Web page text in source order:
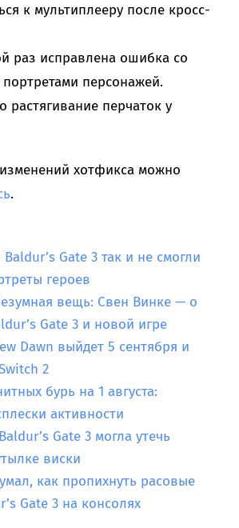
к мультиплееру после кросс-
раз исправлена ошибка со
персонажей.
растягивание перчаток у
хотфикса можно
.
Gate 3 так и не смогли
героев
вещь: Свен Винке — о
Gate 3 и новой игре
Dawn выйдет 5 сентября и
2
бурь на 1 августа:
активности
Gate 3 могла утечь
виски
как пропихнуть расовые
Gate 3 на консолях